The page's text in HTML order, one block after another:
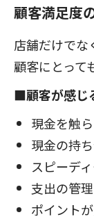
顧客満足度
店舗だけでな
顧客にとって
■顧客が感じ
現金を触
現金の持
スピーデ
支出の管
ポイント